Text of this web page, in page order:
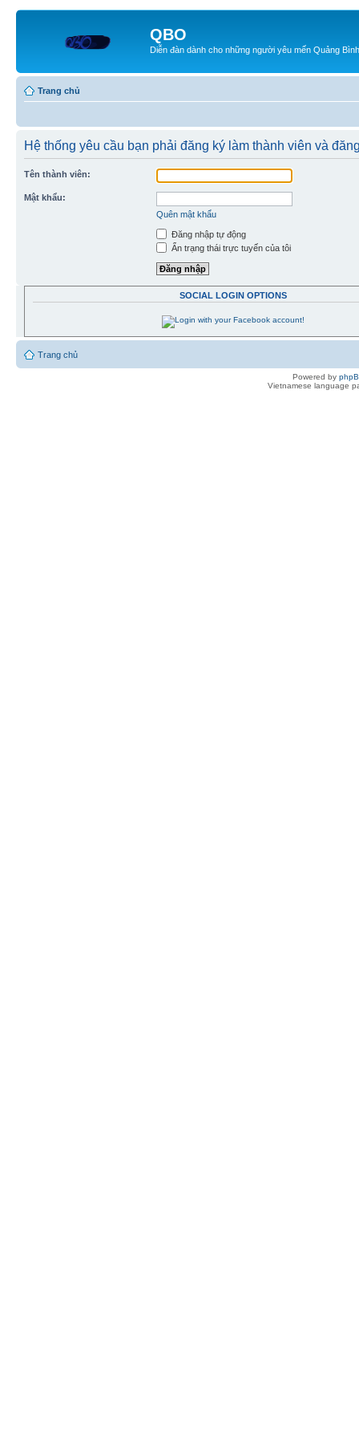
QBO
Diễn đàn dành cho những người yêu mến Quảng Bình
Trang chủ
Hệ thống yêu cầu bạn phải đăng ký làm thành viên và
Tên thành viên:
Mật khẩu:
Quên mật khẩu
Đăng nhập tự động
Ẩn trạng thái trực tuyến của tôi
SOCIAL LOGIN OPTIONS
Trang chủ
Powered by
Vietnamese language